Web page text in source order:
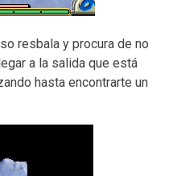
resbala y procura de no
a la salida que está
hasta encontrarte un